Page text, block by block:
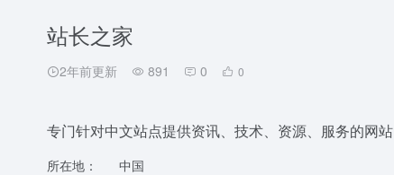
站长之家
2年前更新 891 0 0
专门针对中文站点提供资讯、技术、资源、服务的网站
所在地：
中国